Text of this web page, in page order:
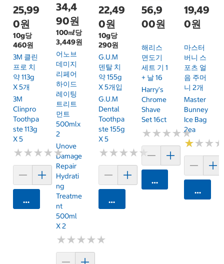
25,99
0원
10g당
460원
3M 클린
프로 치
약 113g
X 5개
3M
Clinpro
Toothpa
Ste 113g
X 5
★★★★★
★★★★★
카트에 담기
34,4
90원
100㎖당
3,449원
어노브
데미지
리페어
하이드
레이팅
트리트
먼트
500mlx
2
Unove
Damage
Repair
Hydrati
Ng
Treatme
Nt
500ml
X 2
★★★★★
★★★★★
22,49
0원
10g당
290원
G.U.M
덴탈 치
약 155g
X 5개입
G.U.M
Dental
Toothpa
Ste 155g
X 5
★★★★★
★★★★★
카트에 담기
56,9
00원
해리스
면도기
세트 기 1
+ 날 16
Harry's
Chrome
Shave
Set 16ct
★★★★★
★★★★★
카트에 담기
19,49
0원
마스터
버니 스
포츠 얼
음 주머
니 2개
Master
Bunney
Ice Bag
2ea
★★★
★★★
카트에